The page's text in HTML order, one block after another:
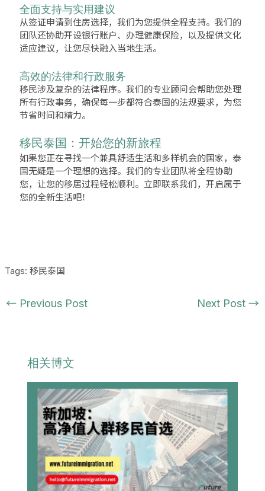
全面支持与实用建议
从签证申请到住房选择，我们为您提供全程支持。我们的
团队还协助开设银行账户、办理健康保险，以及提供文化
适应建议，让您尽快融入当地生活。
高效的法律和行政服务
移民涉及复杂的法律程序。我们的专业顾问会帮助您处理
所有行政事务，确保每一步都符合泰国的法规要求，为您
节省时间和精力。
移民泰国：开始您的新旅程
如果您正在寻找一个兼具舒适生活和多样机会的国家，泰
国无疑是一个理想的选择。我们的专业团队将全程协助
您，让您的移居过程轻松顺利。立即联系我们，开启属于
您的全新生活吧！
Tags:移民泰国
← Previous Post Next Post →
相关博文